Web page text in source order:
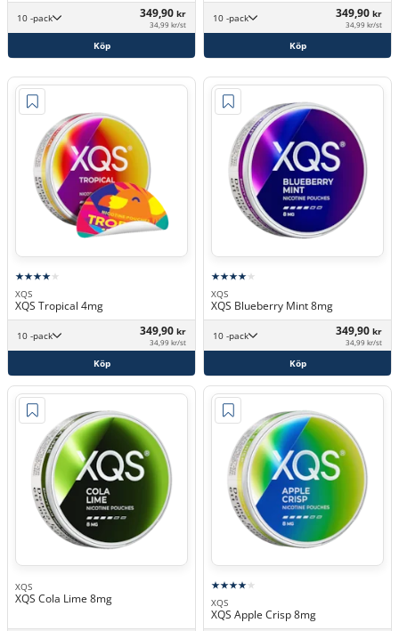
10 -pack 349,90 kr
34,99 kr/st
Köp
10 -pack 349,90 kr
34,99 kr/st
Köp
XQS
XQS Tropical 4mg
10 -pack 349,90 kr
34,99 kr/st
Köp
XQS
XQS Blueberry Mint 8mg
10 -pack 349,90 kr
34,99 kr/st
Köp
XQS
XQS Cola Lime 8mg XQS
XQS Apple Crisp 8mg